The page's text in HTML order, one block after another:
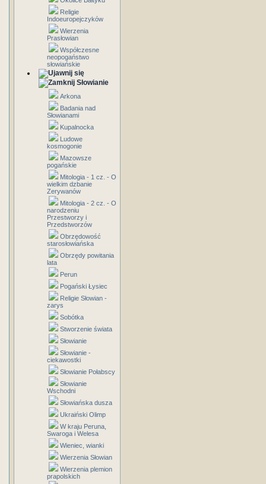
Religie
Indoeuropejczyków
Wierzenia
Prasłowian
Współczesne
neopogaństwo
słowiańskie
Słowianie
Arkona
Badania nad
Słowianami
Kupalnocka
Ludowe
kosmogonie
Mazowsze
pogańskie
Mitologia - 1 cz. - O
wielkim dzbanie
Zerywanów
Mitologia - 2 cz. - O
narodzeniu
Przestworzy i
Przedstworzów
Obrzędowość
starosłowiańska
Obrzędy powitania
lata
Perun
Pogański Łysiec
Religie Słowian -
zarys
Sobótka
Stworzenie świata
Słowianie
Słowianie -
ciekawostki
Słowianie Połabscy
Słowianie
Wschodni
Słowiańska dusza
Ukraiński Olimp
W kraju Peruna,
Swaroga i Welesa
Wieniec, wianki
Wierzenia Słowian
Wierzenia plemion
prapolskich